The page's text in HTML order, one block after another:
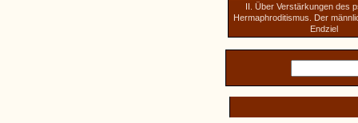
II. Über Verstärkungen des
Hermaphroditismus. Der
Endziel